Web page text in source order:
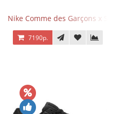
Nike Comme des Garçons x
7190р.